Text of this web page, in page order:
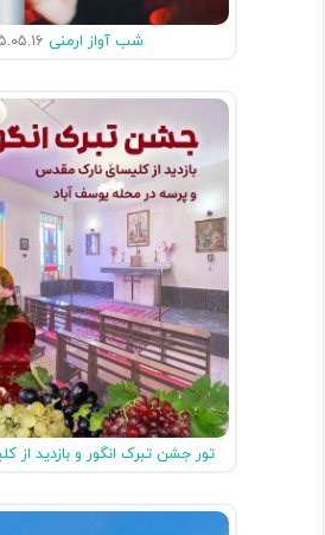
شب آواز ارمنی
تور جشن تبرک انگور و بازدید از